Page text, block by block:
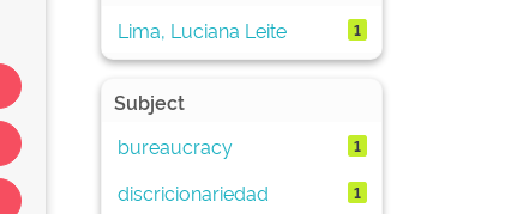
Lima, Luciana Leite
1
Subject
bureaucracy
1
discricionariedad 1